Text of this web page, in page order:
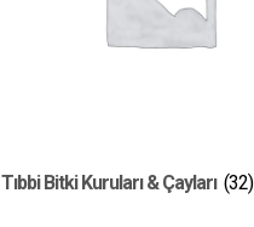
Tıbbi Bitki Kuruları & Çayları (32)